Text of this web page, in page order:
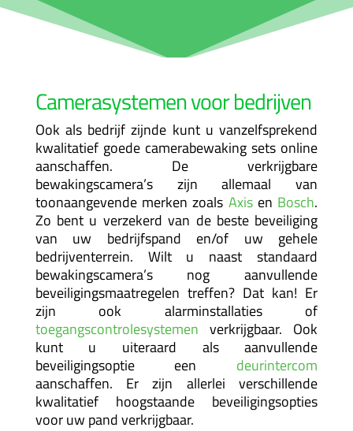
Camerasystemen voor bedrijven
Ook als bedrijf zijnde kunt u vanzelfsprekend
kwalitatief goede camerabewaking sets online
aanschaffen. De verkrijgbare
bewakingscamera’s zijn allemaal van
toonaangevende merken zoals Axisen Bosch.
Zo bent u verzekerd van de beste beveiliging
van uw bedrijfspand en/of uw gehele
bedrijventerrein. Wilt u naast standaard
bewakingscamera’s nog aanvullende
beveiligingsmaatregelen treffen? Dat kan! Er
zijn ook alarminstallaties of
toegangscontrolesystemen verkrijgbaar. Ook
kunt u uiteraard als aanvullende
beveiligingsoptie een deurintercom
aanschaffen. Er zijn allerlei verschillende
kwalitatief hoogstaande beveiligingsopties
voor uw pand verkrijgbaar.